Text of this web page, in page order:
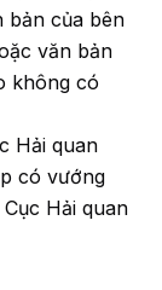
bản của bên
văn bản
không có
Hải quan
có vướng
Hải quan